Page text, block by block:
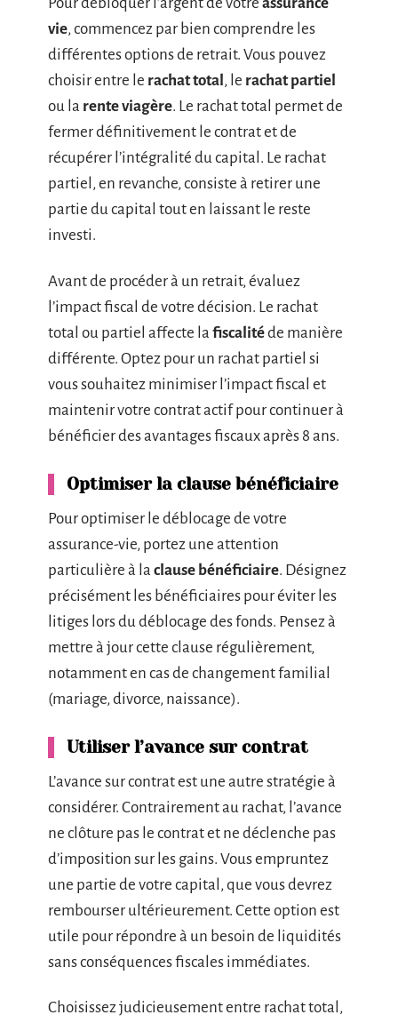
vie, commencez par bien comprendre les
différentes options de retrait. Vous pouvez
choisir entre le rachat total, le rachat partiel
ou la rente viagère. Le rachat total permet de
fermer définitivement le contrat et de
récupérer l’intégralité du capital. Le rachat
partiel, en revanche, consiste à retirer une
partie du capital tout en laissant le reste
investi.
Avant de procéder à un retrait, évaluez
l’impact fiscal de votre décision. Le rachat
total ou partiel affecte la fiscalitéde manière
différente. Optez pour un rachat partiel si
vous souhaitez minimiser l’impact fiscal et
maintenir votre contrat actif pour continuer à
bénéficier des avantages fiscaux après 8 ans.
Optimiser la clause bénéficiaire
Pour optimiser le déblocage de votre
assurance-vie, portez une attention
particulière à la clause bénéficiaire. Désignez
précisément les bénéficiaires pour éviter les
litiges lors du déblocage des fonds. Pensez à
mettre à jour cette clause régulièrement,
notamment en cas de changement familial
(mariage, divorce, naissance).
Utiliser l’avance sur contrat
L’avance sur contrat est une autre stratégie à
considérer. Contrairement au rachat, l’avance
ne clôture pas le contrat et ne déclenche pas
d’imposition sur les gains. Vous empruntez
une partie de votre capital, que vous devrez
rembourser ultérieurement. Cette option est
utile pour répondre à un besoin de liquidités
sans conséquences fiscales immédiates.
Choisissez judicieusement entre rachat total,